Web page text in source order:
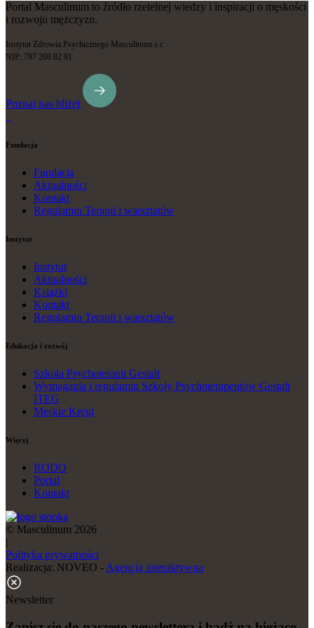
Portal Masculinum to źródło rzetelnej wiedzy i inspiracji o męskości
i rozwoju mężczyzn.
Instytut Zdrowia Psychicznego Masculinum s.c
NIP: 797 208 82 91
Poznaj nas bliżej
Fundacja
Fundacja
Aktualności
Kontakt
Regulamin Terapii i warsztatów
Instytut
Instytut
Aktualności
Książki
Kontakt
Regulamin Terapii i warsztatów
Edukacja i rozwój
Szkoła Psychoterapii Gestalt
Wymagania i regulamin Szkoły Psychoterapeutów Gestalt
ITEG
Męskie Kręgi
Więcej
RODO
Portal
Kontakt
© Masculinum 2026
|
Polityka prywatności
Realizacja: NOVEO - Agencja interaktywna
Newsletter